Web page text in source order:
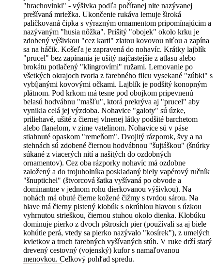
"hrachovinki" - výšivka podľa počítanej nite nazývanej
prešívaná mriežka. Ukončenie rukáva lemuje široká
paličkovaná čipka s výrazným ornamentom pripomínajúcim a
nazývaným "husia nôžka". Prišitý "obojek" okolo krku je
zdobený výšivkou "cez karti" zlatou kovovou niťou a zapína
sa na háčik. Košeľa je zapravená do nohavíc. Krátky lajblík
"prucel" bez zapínania je ušitý najčastejšie z atlasu alebo
brokátu potlačený "klingrovími" ružami. Lemovanie po
všetkých okrajoch tvoria z farebného filcu vysekané "zúbki" s
vybíjanými kovovými očkami. Lajblík je podšitý konopným
plátnom. Pod krkom má tesne pod obojkom pripevnenú
belasú hodvábnu "mašľu", ktorá prekrýva aj "prucel" aby
vynikla celá jej výzdoba. Nohavice "galoty" sú úzke,
priliehavé, ušité z čiernej vlnenej látky podšité barchetom
alebo flanelom, v zime vatelínom. Nohavice sú v páse
stiahnuté opaskom "remeňom". Dvojitý rázporok, švy a na
stehnách sú zdobené čiernou hodvábnou "šujtáškou" (šnúrky
súkané z viacerých nití a našitých do ozdobných
ornamentov). Cez oba rázporky nohavíc má ozdobne
založený a do trojuholníka poskladaný biely vapérový ručník
"šnuptichel" (štvorcová šatka vyšívaná po obvode a
dominantne v jednom rohu dierkovanou výšivkou). Na
nohách má obuté čierne kožené čižmy s tvrdou sárou. Na
hlave má čierny plstený klobúk s okrúhlou hlavou s úzkou
vyhrnutou strieškou, čiernou stuhou okolo dienka. Klobúku
dominuje pierko z dvoch pštrosích pier (používali sa aj biele
kohútie perá, vtedy sa pierko nazývalo "kosírek"), z umelých
kvietkov a troch farebných vyšívaných stúh. V ruke drží starý
drevený cestovný (vojenský) kufor s namaľovanou
menovkou. Celkový pohľad spredu.